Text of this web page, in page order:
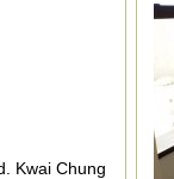
Kwai Chung